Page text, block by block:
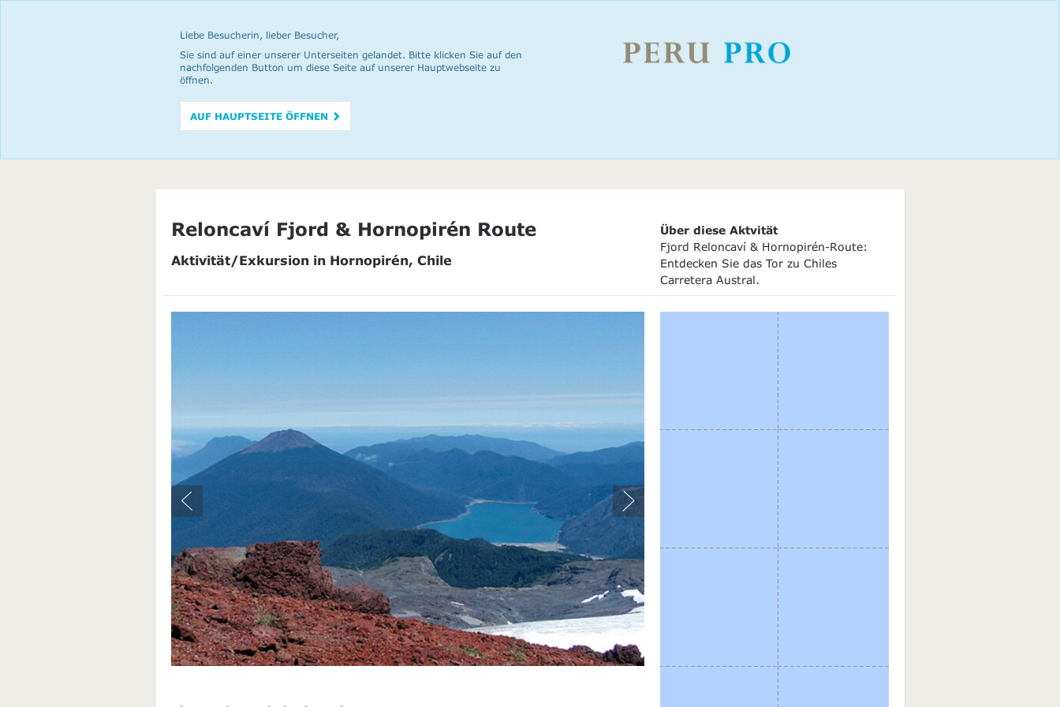
Liebe Besucherin, lieber Besucher,
Sie sind auf einer unserer Unterseiten gelandet. Bitte klicken Sie auf den
nachfolgenden Button um diese Seite auf unserer Hauptwebseite zu
öffnen.
AUF HAUPTSEITE ÖFFNEN
Reloncaví Fjord & Hornopirén Route
Aktivität/Exkursion in Hornopirén, Chile
Über diese Aktvität
Fjord Reloncaví & Hornopirén-Route:
Entdecken Sie das Tor zu Chiles
Carretera Austral.